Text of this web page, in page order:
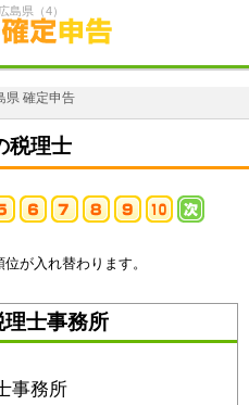
島県（4）
県 確定申告
税理士
が入れ替わります。
士事務所
事務所